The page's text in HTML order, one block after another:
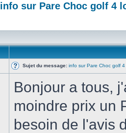
info sur Pare Choc golf 4
Sujet du message: info sur Pare Choc golf
Bonjour a tous,
moindre prix un
besoin de l'avis